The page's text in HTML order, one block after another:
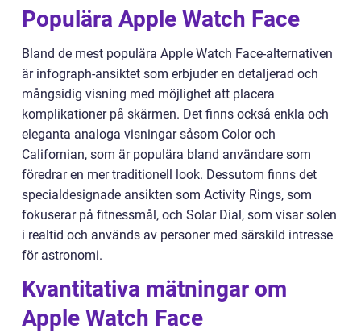
Populära Apple Watch Face
Bland de mest populära Apple Watch Face-alternativen
är infograph-ansiktet som erbjuder en detaljerad och
mångsidig visning med möjlighet att placera
komplikationer på skärmen. Det finns också enkla och
eleganta analoga visningar såsom Color och
Californian, som är populära bland användare som
föredrar en mer traditionell look. Dessutom finns det
specialdesignade ansikten som Activity Rings, som
fokuserar på fitnessmål, och Solar Dial, som visar solen
i realtid och används av personer med särskild intresse
för astronomi.
Kvantitativa mätningar om
Apple Watch Face